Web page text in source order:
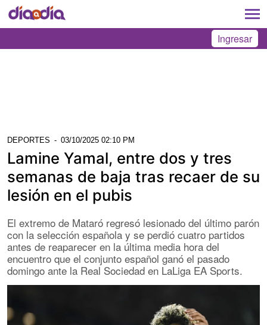
Ingresar
DEPORTES - 03/10/2025 02:10 PM
Lamine Yamal, entre dos y tres
semanas de baja tras recaer de su
lesión en el pubis
El extremo de Mataró regresó lesionado del último parón
con la selección española y se perdió cuatro partidos
antes de reaparecer en la última media hora del
encuentro que el conjunto español ganó el pasado
domingo ante la Real Sociedad en LaLiga EA Sports.